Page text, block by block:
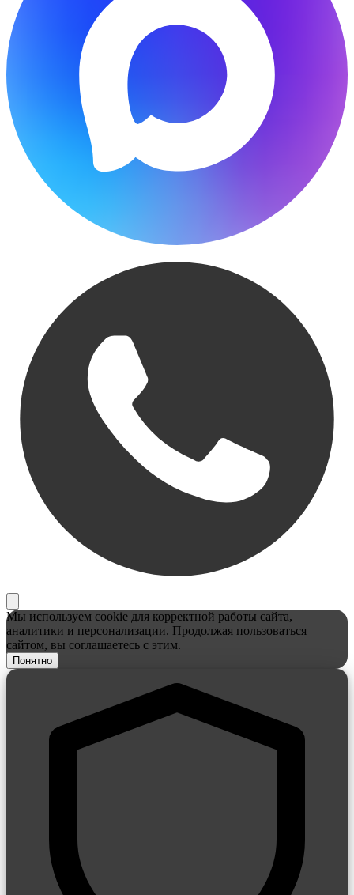
Мы используем cookie для корректной работы сайта,
аналитики и персонализации. Продолжая пользоваться
сайтом, вы соглашаетесь с этим.
Понятно